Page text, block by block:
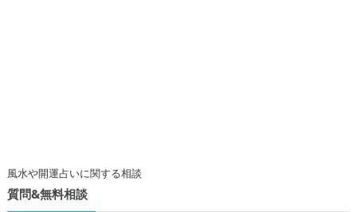
風水や開運占いに関する相談
質問&無料相談